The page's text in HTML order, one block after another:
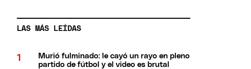
LAS MÁS LEÍDAS
Murió fulminado: le cayó un rayo en pleno
partido de fútbol y el video es brutal